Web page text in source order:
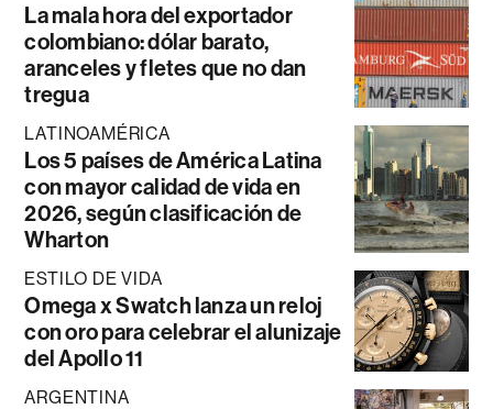
La mala hora del exportador
colombiano: dólar barato,
aranceles y fletes que no dan
tregua
LATINOAMÉRICA
Los 5 países de América Latina
con mayor calidad de vida en
2026, según clasificación de
Wharton
ESTILO DE VIDA
Omega x Swatch lanza un reloj
con oro para celebrar el alunizaje
del Apollo 11
ARGENTINA